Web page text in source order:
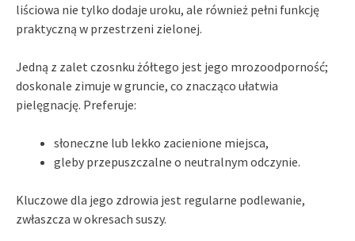
liściowa nie tylko dodaje uroku, ale również pełni funkcję
praktyczną w przestrzeni zielonej.
Jedną z zalet czosnku żółtego jest jego mrozoodporność;
doskonale zimuje w gruncie, co znacząco ułatwia
pielęgnację. Preferuje:
słoneczne lub lekko zacienione miejsca,
gleby przepuszczalne o neutralnym odczynie.
Kluczowe dla jego zdrowia jest regularne podlewanie,
zwłaszcza w okresach suszy.